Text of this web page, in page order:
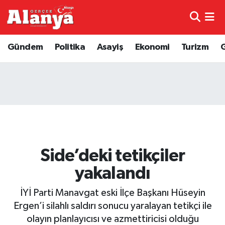
Gündem Politika Asayiş Ekonomi Turizm
Side’deki tetikçiler
yakalandı
İYİ Parti Manavgat eski İlçe Başkanı Hüseyin
Ergen’i silahlı saldırı sonucu yaralayan tetikçi ile
olayın planlayıcısı ve azmettiricisi olduğu
Genel
Dünya
Ekonomi
Trafik Durumu